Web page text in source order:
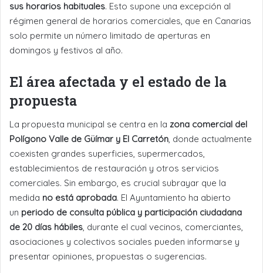
sus horarios habituales. Esto supone una excepción al
régimen general de horarios comerciales, que en Canarias
solo permite un número limitado de aperturas en
domingos y festivos al año.
El área afectada y el estado de la
propuesta
La propuesta municipal se centra en la zona comercial del
Polígono Valle de Güímar y El Carretón , donde actualmente
coexisten grandes superficies, supermercados,
establecimientos de restauración y otros servicios
comerciales. Sin embargo, es crucial subrayar que la
medida no está aprobada. El Ayuntamiento ha abierto
un periodo de consulta pública y participación ciudadana
de 20 días hábiles , durante el cual vecinos, comerciantes,
asociaciones y colectivos sociales pueden informarse y
presentar opiniones, propuestas o sugerencias.